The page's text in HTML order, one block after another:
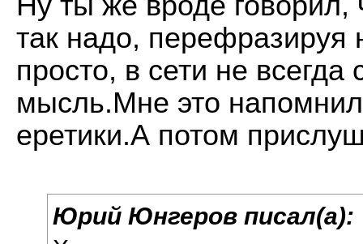
так надо, перефразируя
просто, в сети не
мысль.Мне это
еретики.А потом
Юрий Юнгеров писал(а):